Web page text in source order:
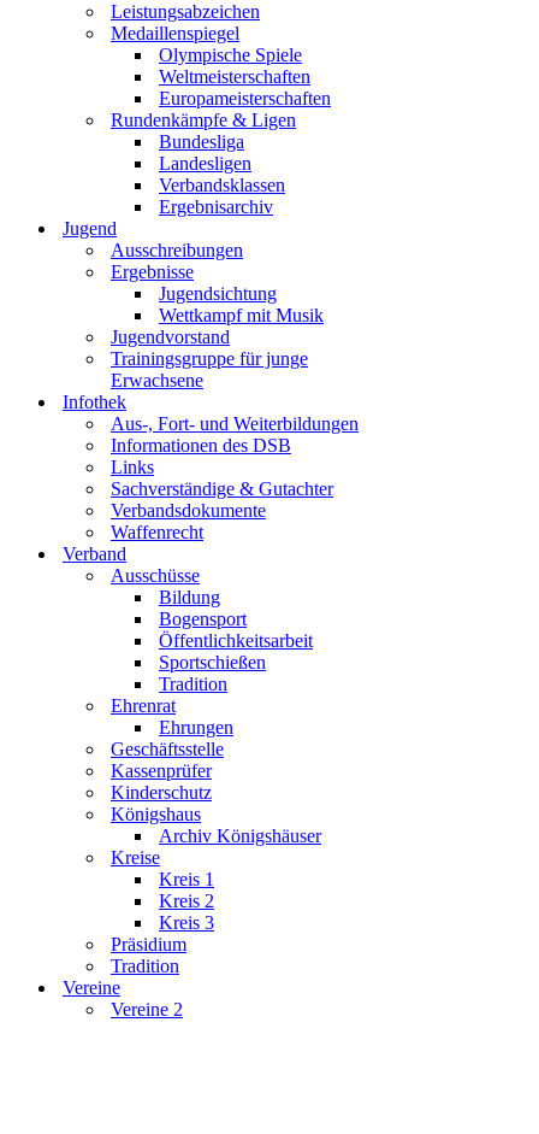
Leistungsabzeichen
Medaillenspiegel
Olympische Spiele
Weltmeisterschaften
Europameisterschaften
Rundenkämpfe & Ligen
Bundesliga
Landesligen
Verbandsklassen
Ergebnisarchiv
Jugend
Ausschreibungen
Ergebnisse
Jugendsichtung
Wettkampf mit Musik
Jugendvorstand
Trainingsgruppe für junge
Erwachsene
Infothek
Aus-, Fort- und Weiterbildungen
Informationen des DSB
Links
Sachverständige & Gutachter
Verbandsdokumente
Waffenrecht
Verband
Ausschüsse
Bildung
Bogensport
Öffentlichkeitsarbeit
Sportschießen
Tradition
Ehrenrat
Ehrungen
Geschäftsstelle
Kassenprüfer
Kinderschutz
Königshaus
Archiv Königshäuser
Kreise
Kreis 1
Kreis 2
Kreis 3
Präsidium
Tradition
Vereine
Vereine 2